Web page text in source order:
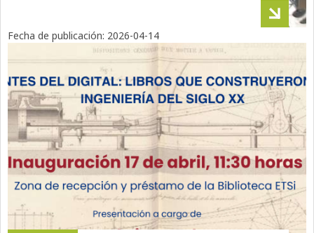
Fecha de publicación: 2026-04-14